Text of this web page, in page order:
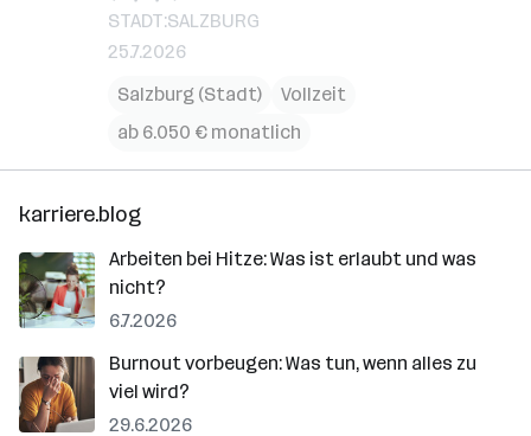
STADT:SALZBURG
25.7.2026
Salzburg (Stadt)
Vollzeit
ab 6.050 € monatlich
karriere.blog
Arbeiten bei Hitze: Was ist erlaubt und was
nicht?
6.7.2026
Burnout vorbeugen: Was tun, wenn alles zu
viel wird?
29.6.2026